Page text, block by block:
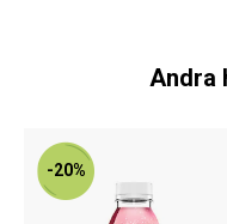
Andra
-20%